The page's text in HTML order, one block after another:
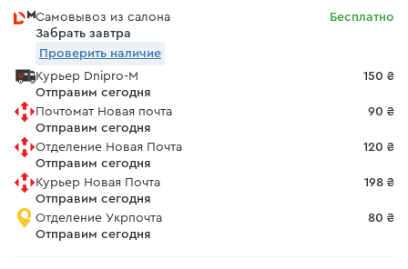
Самовывоз из салона
Забрать завтра
Бесплатно
Проверить наличие
Курьер Dnipro-M
Отправим сегодня
150 ₴
Почтомат Новая почта
Отправим сегодня
90 ₴
Отделение Новая Почта
Отправим сегодня
120 ₴
Курьер Новая Почта
Отправим сегодня
198 ₴
Отделение Укрпочта
Отправим сегодня
80 ₴